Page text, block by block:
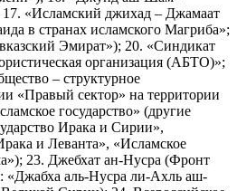
«Исламский джихад – Джамаат
в странах исламского Магриба»;
Эмират»); 20. «Синдикат
организация (АБТО)»;
– структурное
«Правый сектор» на территории
государство» (другие
Ирака и Сирии»,
и Леванта», «Исламское
23. Джебхат ан-Нусра (Фронт
«Джабха аль-Нусра ли-Ахль аш-